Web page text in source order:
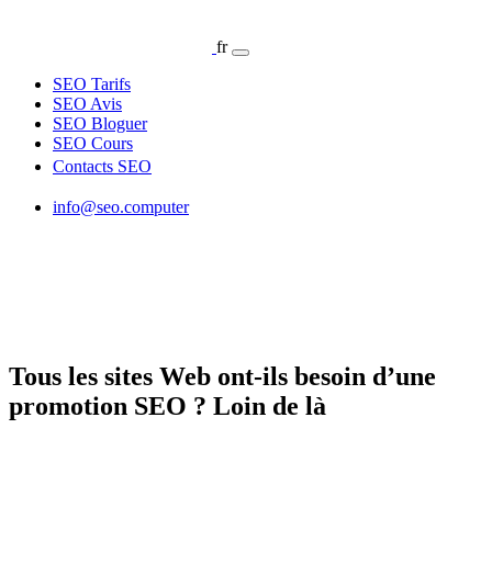
fr
SEO Tarifs
SEO Avis
SEO Bloguer
SEO Cours
Contacts SEO
info@seo.computer
Tous les sites Web ont-ils besoin d’une
promotion SEO ? Loin de là